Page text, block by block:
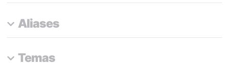
Aliases
Temas